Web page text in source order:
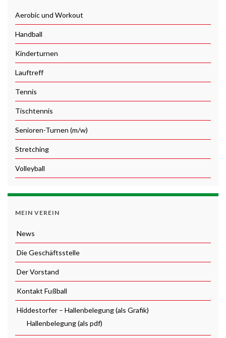
Aerobic und Workout
Handball
Kinderturnen
Lauftreff
Tennis
Tischtennis
Senioren-Turnen (m/w)
Stretching
Volleyball
MEIN VEREIN
News
Die Geschäftsstelle
Der Vorstand
Kontakt Fußball
Hiddestorfer – Hallenbelegung (als Grafik)
Hallenbelegung (als pdf)